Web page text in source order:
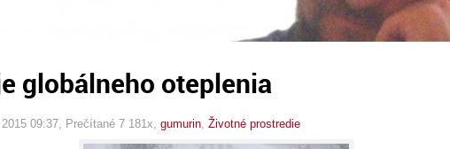
globálneho oteplenia
09:37 , Prečítané 7 181x, gumurin Životné prostredie